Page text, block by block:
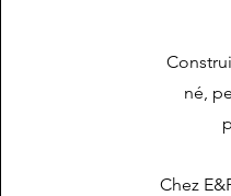
né,
Chez